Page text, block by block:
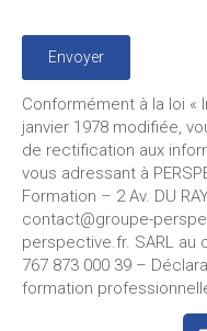
Conformément à la loi «
janvier 1978 modifiée,
de rectification aux
vous adressant à
Formation – 2 Av. DU
contact@groupe-
perspective.fr. SARL au
767 873 000 39 –
formation